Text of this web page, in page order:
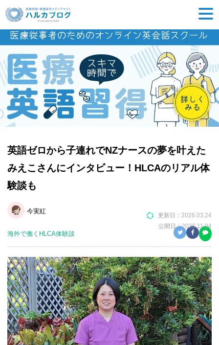
英語ゼロから子連れでNZナースの夢を叶えた
みえこさんにインタビュー！HLCAのリアル体
験談も
今実紅
更新日： 2026.03.24
公開日：2025.11.04
海外で働く HLCA体験談